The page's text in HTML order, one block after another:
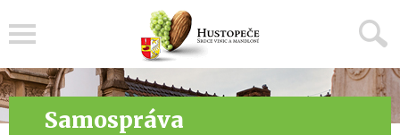
Samospráva